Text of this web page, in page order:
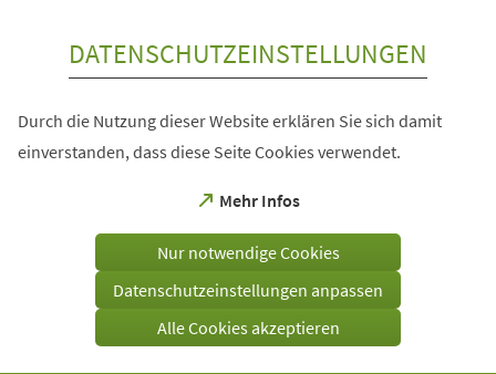
DATENSCHUTZEINSTELLUNGEN
Durch die Nutzung dieser Website erklären Sie sich damit
einverstanden, dass diese Seite Cookies verwendet.
Mehr Infos
(Öffnet
einem
Tab)
Nur notwendige Cookies
Datenschutzeinstellungen anpassen
Alle Cookies akzeptieren